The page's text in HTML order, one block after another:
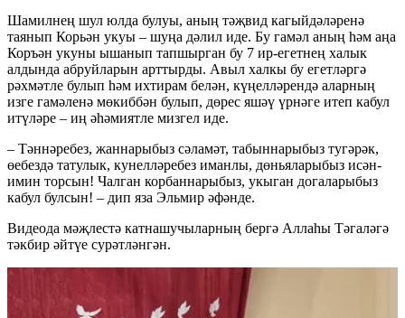
Шамилнең шул юлда булуы, аның тәҗвид кагыйдәләренә
таянып Корьән укуы – шуңа дәлил иде. Бу гамәл аның һәм аңа
Коръән укуны ышанып тапшырган бу 7 ир-егетнең халык
алдында абруйларын арттырды. Авыл халкы бу егетләргә
рәхмәтле булып һәм ихтирам белән, күңелләрендә аларның
изге гамәленә мөкиббән булып, дөрес яшәү үрнәге итеп кабул
итүләре – иң әһәмиятле мизгел иде.
– Тәннәребез, жаннарыбыз сәламәт, табыннарыбыз тугәрәк,
өебездә татулык, кунелләребез иманлы, дөньяларыбыз исән-
имин торсын! Чалган корбаннарыбыз, укыган догаларыбыз
кабул булсын! – дип яза Эльмир әфәнде.
Видеода мәҗлестә катнашучыларның бергә Аллаһы Тәгаләгә
тәкбир әйтүе сурәтләнгән.